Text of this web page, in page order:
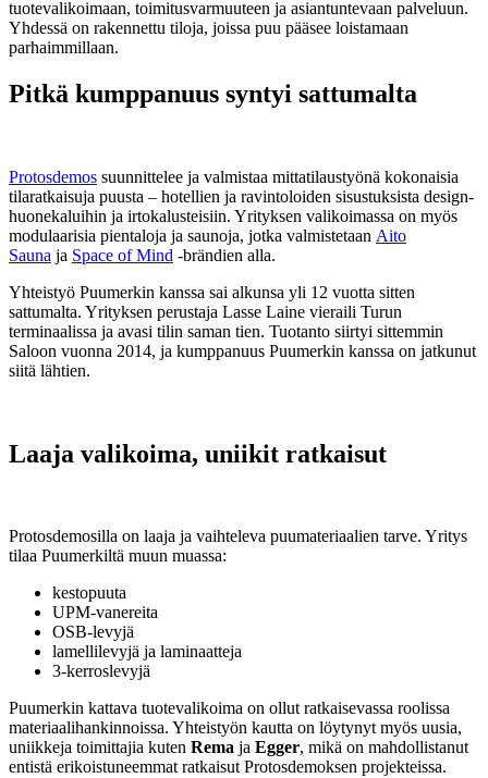
tuotevalikoimaan, toimitusvarmuuteen ja asiantuntevaan palveluun.
Yhdessä on rakennettu tiloja, joissa puu pääsee loistamaan
parhaimmillaan.
Pitkä kumppanuus syntyi sattumalta
Protosdemos suunnittelee ja valmistaa mittatilaustyönä kokonaisia
tilaratkaisuja puusta – hotellien ja ravintoloiden sisustuksista design-
huonekaluihin ja irtokalusteisiin. Yrityksen valikoimassa on myös
modulaarisia pientaloja ja saunoja, jotka valmistetaan Aito
Sauna ja Space of Mind -brändien alla.
Yhteistyö Puumerkin kanssa sai alkunsa yli 12 vuotta sitten
sattumalta. Yrityksen perustaja Lasse Laine vieraili Turun
terminaalissa ja avasi tilin saman tien. Tuotanto siirtyi sittemmin
Saloon vuonna 2014, ja kumppanuus Puumerkin kanssa on jatkunut
siitä lähtien.
Laaja valikoima, uniikit ratkaisut
Protosdemosilla on laaja ja vaihteleva puumateriaalien tarve. Yritys
tilaa Puumerkiltä muun muassa:
kestopuuta
UPM-vanereita
OSB-levyjä
lamellilevyjä ja laminaatteja
3-kerroslevyjä
Puumerkin kattava tuotevalikoima on ollut ratkaisevassa roolissa
materiaalihankinnoissa. Yhteistyön kautta on löytynyt myös uusia,
uniikkeja toimittajia kuten Rema ja Egger, mikä on mahdollistanut
entistä erikoistuneemmat ratkaisut Protosdemoksen projekteissa.